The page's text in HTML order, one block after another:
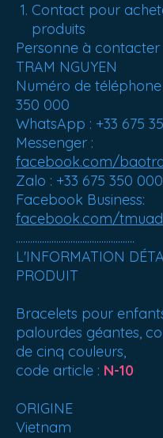
Contact pour
produits
Personne à contacter
TRAM NGUYEN
Numéro de téléphone
350 000
WhatsApp : +33 675
Messenger :
facebook.com/
Zalo : +33 675 350 000
Facebook Business:
facebook.com/
..................................................
L'INFORMATION
PRODUIT
Bracelets pour
palourdes géantes,
de cinq couleurs,
code article : N-10
ORIGINE
Vietnam